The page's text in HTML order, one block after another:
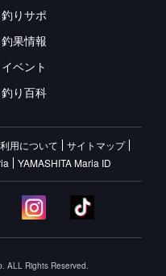
釣りサポ
釣果情報
イベント
釣り百科
用について
サイトマップ
YAMASHITA Maria ID
ALL Rights Reserved.